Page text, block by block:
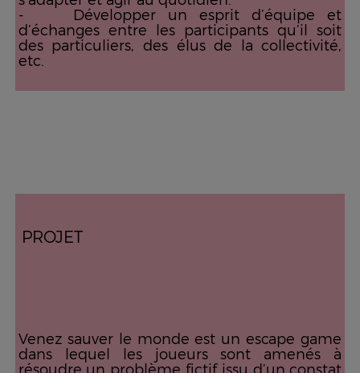
- Développer un esprit d’équipe et
d’échanges entre les participants qu’il soit
des particuliers, des élus de la collectivité,
etc.
PROJET
Venez sauver le monde est un escape game
dans lequel les joueurs sont amenés à
résoudre un problème fictif issu d’un constat